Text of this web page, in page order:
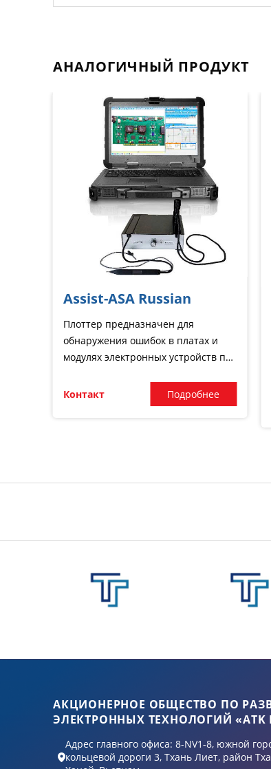
АНАЛОГИЧНЫЙ ПРОДУКТ
Assist-ASA Russian
Плоттер предназначен для
обнаружения ошибок в платах и​​
модулях электронных устройств по
АСА) путем измерения вольт -
амперных и импедансных
Контакт Подробнее
АКЦИОНЕРНОЕ ОБЩЕСТВО ПО
ЭЛЕКТРОННЫХ ТЕХНОЛОГИЙ «ATK
Адрес главного офиса: 8-NV1-8, южной
кольцевой дороги 3, Тхань Лиет, район